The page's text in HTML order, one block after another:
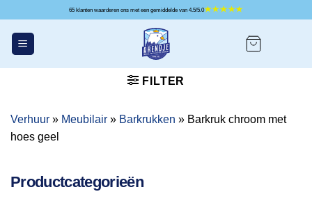
inhoud
65 klanten waarderen ons met een gemiddelde van 4.5/5.0
FILTER
Verhuur » Meubilair » Barkrukken » Barkruk chroom met
hoes geel
Productcategorieën